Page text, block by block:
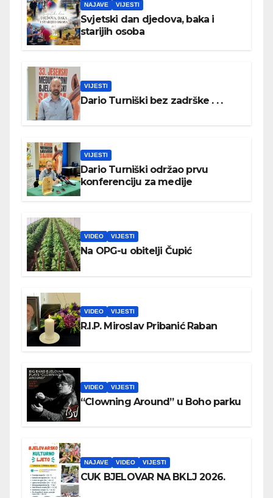
NAJAVE VIJESTI
Svjetski dan djedova, baka i
starijih osoba
VIJESTI
Dario Turniški bez zadrške . . .
VIJESTI
Dario Turniški održao prvu
konferenciju za medije
VIDEO VIJESTI
Na OPG-u obitelji Čupić
VIDEO VIJESTI
R.I.P. Miroslav Pribanić Raban
VIDEO VIJESTI
“Clowning Around” u Boho parku
NAJAVE VIDEO VIJESTI
CUK BJELOVAR NA BKLJ 2026.